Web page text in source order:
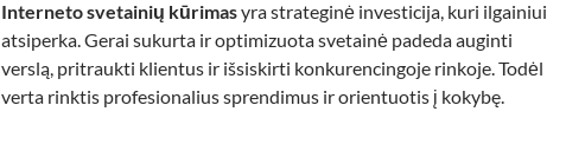
Interneto svetainių kūrimasyra strateginė investicija, kuri ilgainiui
atsiperka. Gerai sukurta ir optimizuota svetainė padeda auginti
verslą, pritraukti klientus ir išsiskirti konkurencingoje rinkoje. Todėl
verta rinktis profesionalius sprendimus ir orientuotis į kokybę.